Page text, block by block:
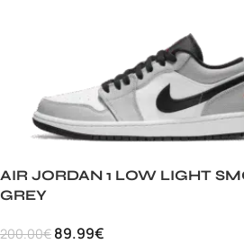
AIR JORDAN 1 LOW LIGHT
GREY
200.00€ 89.99€